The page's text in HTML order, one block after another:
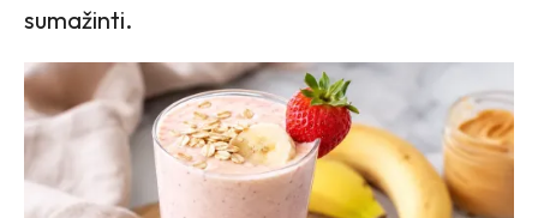
sumažinti.